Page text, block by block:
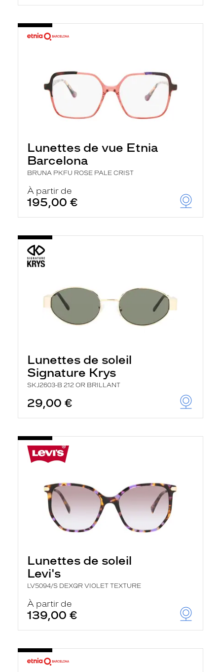
Lunettes de vue Etnia
Barcelona
BRUNA PKFU ROSE PALE CRIST
À partir de
195,00 €
Lunettes de soleil
Signature Krys
SKJ2603-B 212 OR BRILLANT
29,00 €
Lunettes de soleil
Levi's
LV5094/S DEXQR VIOLET TEXTURE
À partir de
139,00 €